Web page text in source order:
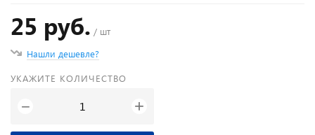
25 руб. / шт
Нашли дешевле?
УКАЖИТЕ КОЛИЧЕСТВО
− +